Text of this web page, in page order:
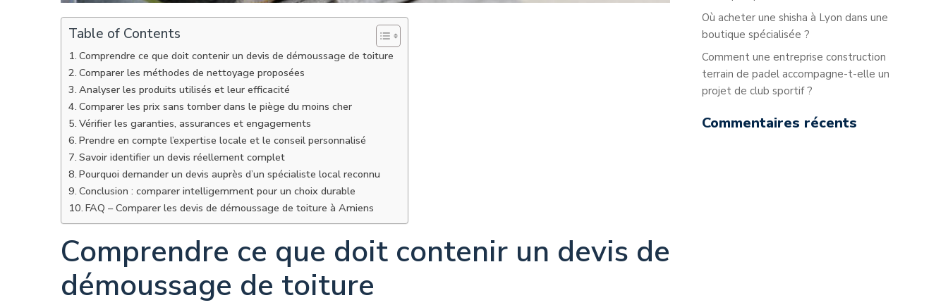
Table of Contents
Comprendre ce que doit contenir un devis de démoussage de toiture
Comparer les méthodes de nettoyage proposées
Analyser les produits utilisés et leur efficacité
Comparer les prix sans tomber dans le piège du moins cher
Vérifier les garanties, assurances et engagements
Prendre en compte l’expertise locale et le conseil personnalisé
Savoir identifier un devis réellement complet
Pourquoi demander un devis auprès d’un spécialiste local reconnu
Conclusion : comparer intelligemment pour un choix durable
FAQ – Comparer les devis de démoussage de toiture à Amiens
Comprendre ce que doit contenir un devis de
démoussage de toiture
Où acheter une shisha à Lyon dans une
boutique spécialisée ?
Comment une entreprise construction
terrain de padel accompagne-t-elle un
projet de club sportif ?
Commentaires récents